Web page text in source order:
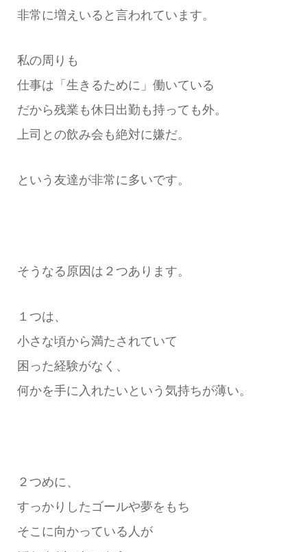
非常に増えいると言われています。
私の周りも
仕事は「生きるために」働いている
だから残業も休日出勤も持っても外。
上司との飲み会も絶対に嫌だ。
という友達が非常に多いです。
そうなる原因は２つあります。
１つは、
小さな頃から満たされていて
困った経験がなく、
何かを手に入れたいという気持ちが薄い。
２つめに、
すっかりしたゴールや夢をもち
そこに向かっている人が